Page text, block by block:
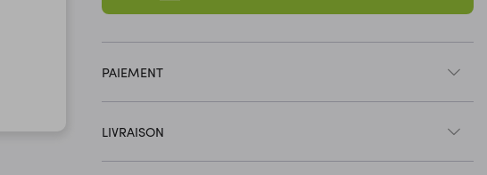
PAIEMENT
LIVRAISON